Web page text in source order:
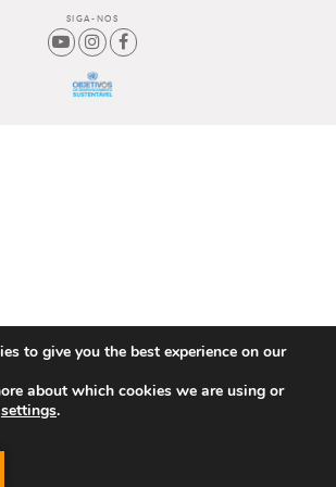
SIGA-NOS
to give you the best experience on our
about which cookies we are using or
settings.